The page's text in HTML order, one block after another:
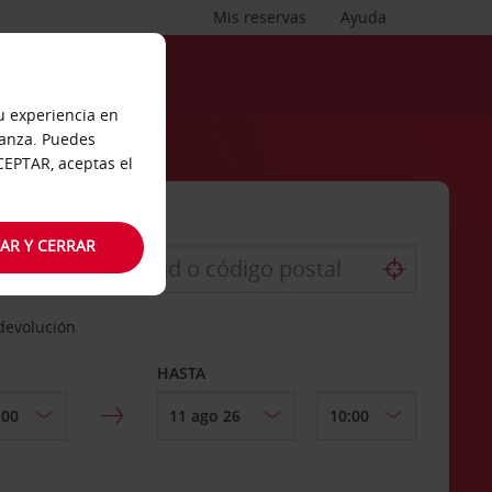
Ayuda
Mis reservas
HASTA
experiencia en
Puedes
aceptas el
Y CERRAR